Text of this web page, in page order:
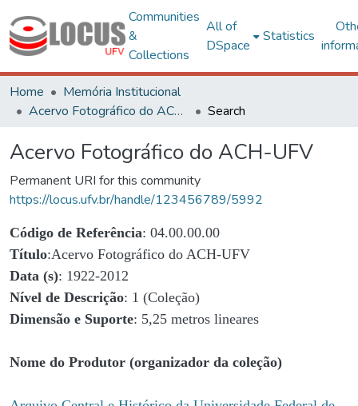
Communities
&
Collections
All of
DSpace
Statistics
Home
Memória Institucional
Acervo Fotográfico do ACH-UFV
Search
Acervo Fotográfico do ACH-UFV
Permanent URI for this community
https://locus.ufv.br/handle/123456789/5992
Código de Referência: 04.00.00.00
Título:Acervo Fotográfico do ACH-UFV
Data (s): 1922-2012
Nível de Descrição: 1 (Coleção)
Dimensão e Suporte: 5,25 metros lineares
Nome do Produtor (organizador da coleção)